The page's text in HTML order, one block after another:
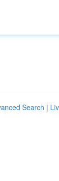
Search |